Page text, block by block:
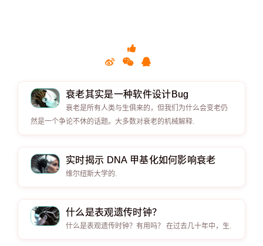
衰老其实是一种软件设计Bug
衰老是所有人类与生俱来的，但我们为什么会变老仍
然是一个争论不休的话题。大多数对衰老的机械解释.
实时揭示 DNA 甲基化如何影响衰老
维尔纽斯大学的.
什么是表观遗传时钟？
什么是表观遗传时钟？有用吗？ 在过去几十年中，生.